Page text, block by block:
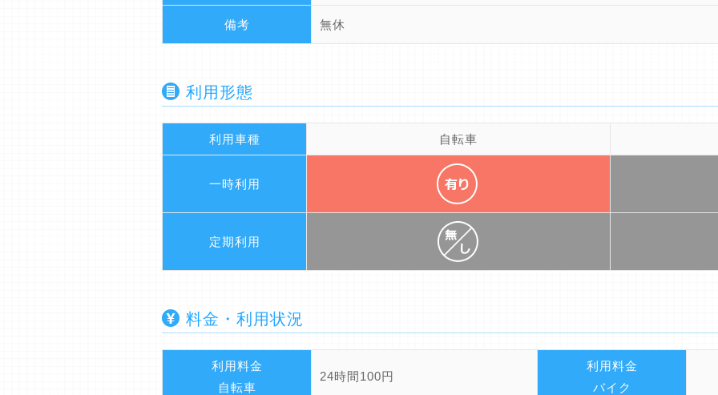
備考 無休
利用形態
利用車種 自転車
一時利用
定期利用
料金・利用状況
利用料金
自転車
24時間100円
利用料金
バイク